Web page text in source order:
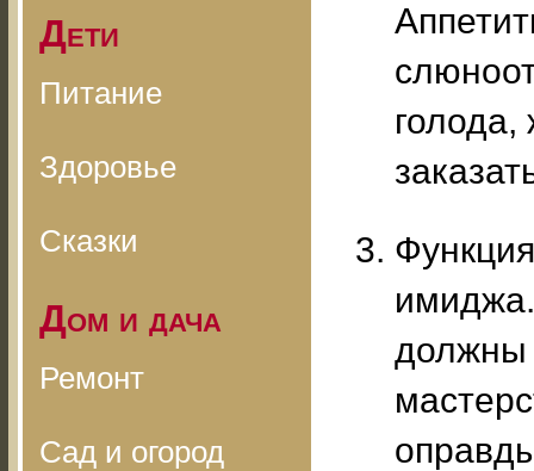
Дети
Питание
Здоровье
Сказки
Дом и дача
Ремонт
Сад и огород
должны